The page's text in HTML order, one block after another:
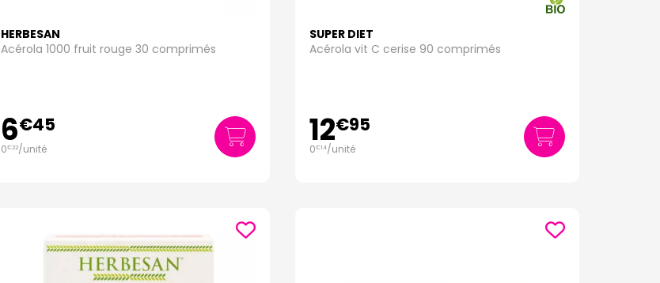
HERBESAN
Acérola 1000 fruit rouge 30 comprimés
6€45
0€22/unité
SUPER DIET
Acérola vit C cerise 90 comprimés
12€95
0€14/unité